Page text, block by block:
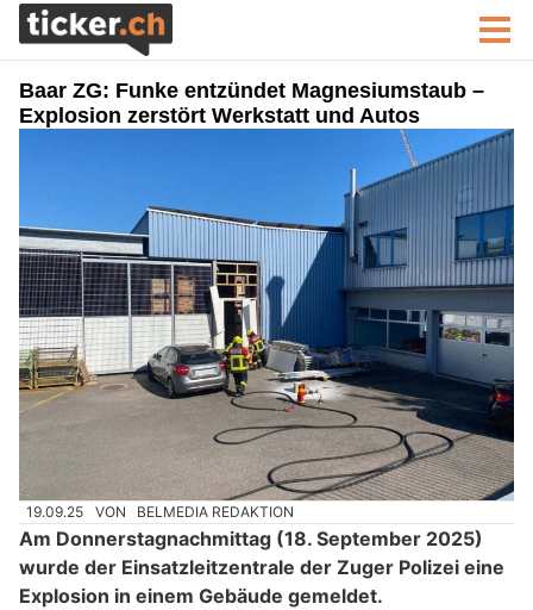
Baar ZG: Funke entzündet Magnesiumstaub –
Explosion zerstört Werkstatt und Autos
19.09.25 VON BELMEDIA REDAKTION
Am Donnerstagnachmittag (18. September 2025)
wurde der Einsatzleitzentrale der Zuger Polizei eine
Explosion in einem Gebäude gemeldet.